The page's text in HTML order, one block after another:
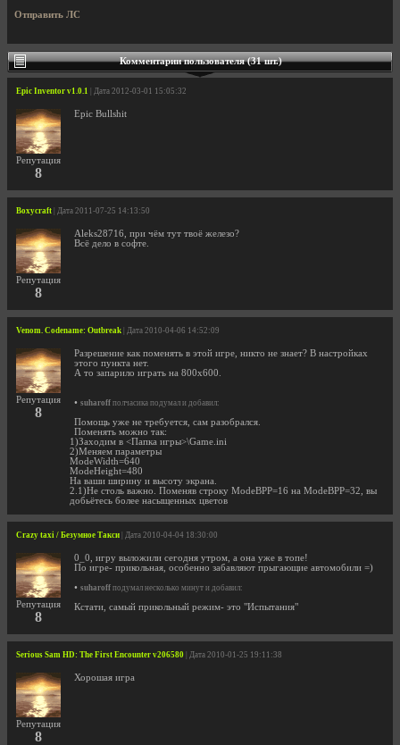
Отправить ЛС
Комментарии пользователя (31 шт.)
Epic Inventor v1.0.1 | Дата 2012-03-01 15:05:32
Репутация
8
Epic Bullshit
Boxycraft | Дата 2011-07-25 14:13:50
Репутация
8
Aleks28716, при чём тут твоё железо?
Всё дело в софте.
Venom. Codename: Outbreak | Дата 2010-04-06 14:52:09
Репутация
8
Разрешение как поменять в этой игре, никто не знает? В настройках
этого пункта нет.
А то запарило играть на 800х600.
• suharoff полчасика подумал и добавил:
Помощь уже не требуется, сам разобрался.
Поменять можно так:
1)Заходим в <Папка игры>\Game.ini
2)Меняем параметры
ModeWidth=640
ModeHeight=480
На ваши ширину и высоту экрана.
2.1)Не столь важно. Поменяв строку ModeBPP=16 на ModeBPP=32, вы
добьётесь более насыщенных цветов
Crazy taxi / Безумное Такси | Дата 2010-04-04 18:30:00
Репутация
8
0_0, игру выложили сегодня утром, а она уже в топе!
По игре- прикольная, особенно забавляют прыгающие автомобили =)
• suharoff подумал несколько минут и добавил:
Кстати, самый прикольный режим- это "Испытания"
Serious Sam HD: The First Encounter v206580 | Дата 2010-01-25 19:11:38
Репутация
8
Хорошая игра